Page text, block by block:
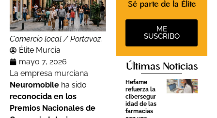
Comercio local / Portavoz.
Élite Murcia
mayo 7, 2026
La empresa murciana
Neuromobile ha sido
reconocida en los
Premios Nacionales de
Sé parte de la Élite
ME
SUSCRIBO
Últimas Noticias
Hefame
refuerza la
cibersegur
idad de las
farmacias